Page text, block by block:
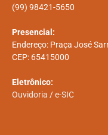
(99) 98421-5650
Presencial:
Endereço: Praça José
CEP: 65415000
Eletrônico:
Ouvidoria /e-SIC